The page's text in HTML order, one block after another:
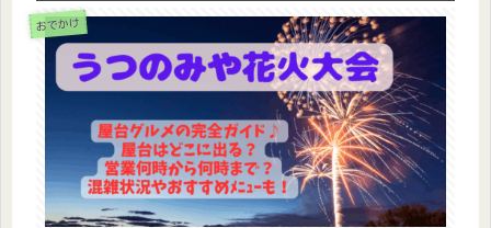
おでかけ